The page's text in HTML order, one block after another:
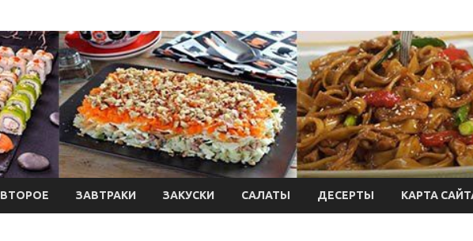
ВТОРОЕ ЗАВТРАКИ ЗАКУСКИ САЛАТЫ ДЕСЕРТЫ КАРТА